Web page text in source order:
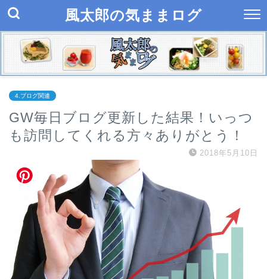
風太郎の気ままログ
4.ブログ関連
GW毎日ブログ更新した結果！いっつ
も訪問してくれる方々ありがとう！
2018年5月10日